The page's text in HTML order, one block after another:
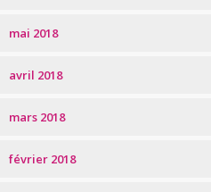
mai 2018
avril 2018
mars 2018
février 2018